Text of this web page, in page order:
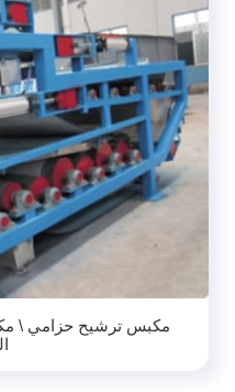
مكبس ترشيح حزامي \